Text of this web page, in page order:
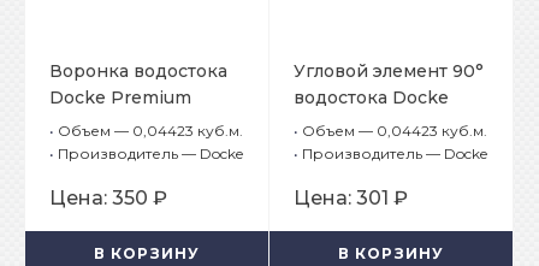
Воронка водостока
Docke Premium
Графит
• Объем — 0,04423 куб.м.
• Производитель — Docke
Цена: 350 ₽
В КОРЗИНУ
Угловой элемент 90°
водостока Docke
Premium Графит
• Объем — 0,04423 куб.м.
• Производитель — Docke
Цена: 301 ₽
В КОРЗИНУ